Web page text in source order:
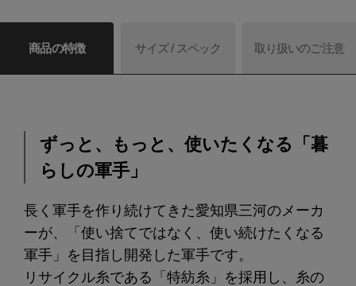
商品の特徴 サイズ / スペック 取り扱いのご注意
ずっと、もっと、使いたくなる「暮
らしの軍手」
長く軍手を作り続けてきた愛知県三河のメーカ
ーが、「使い捨てではなく、使い続けたくなる
軍手」を目指し開発した軍手です。
リサイクル糸である「特紡糸」を採用し、糸の